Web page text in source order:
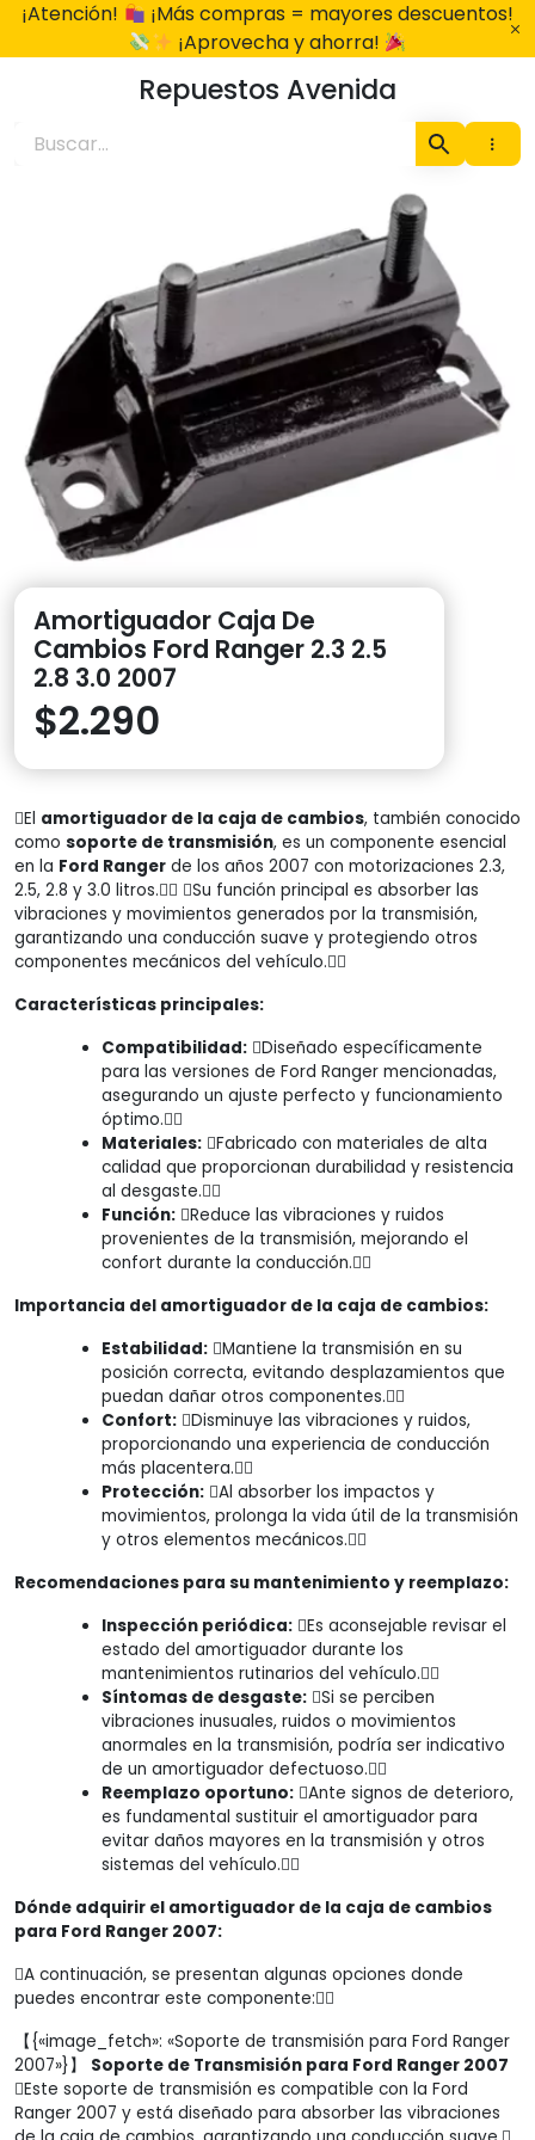
¡Atención!
¡Más compras = mayores descuentos!
¡Aprovecha y ahorra!
Repuestos Avenida
Amortiguador Caja De
Cambios Ford Ranger 2.3 2.5
2.8 3.0 2007
$2.290
El amortiguador de la caja de cambios, también conocido
como soporte de transmisión, es un componente esencial
en la Ford Ranger de los años 2007 con motorizaciones 2.3,
2.5, 2.8 y 3.0 litros. Su función principal es absorber las
vibraciones y movimientos generados por la transmisión,
garantizando una conducción suave y protegiendo otros
componentes mecánicos del vehículo.
Características principales:
Compatibilidad:Diseñado específicamente
para las versiones de Ford Ranger mencionadas,
asegurando un ajuste perfecto y funcionamiento
óptimo.
Materiales:Fabricado con materiales de alta
calidad que proporcionan durabilidad y resistencia
al desgaste.
Función:Reduce las vibraciones y ruidos
provenientes de la transmisión, mejorando el
confort durante la conducción.
Importancia del amortiguador de la caja de cambios:
Estabilidad:Mantiene la transmisión en su
posición correcta, evitando desplazamientos que
puedan dañar otros componentes.
Confort:Disminuye las vibraciones y ruidos,
proporcionando una experiencia de conducción
más placentera.
Protección:Al absorber los impactos y
movimientos, prolonga la vida útil de la transmisión
y otros elementos mecánicos.
Recomendaciones para su mantenimiento y reemplazo:
Inspección periódica:Es aconsejable revisar el
estado del amortiguador durante los
mantenimientos rutinarios del vehículo.
Síntomas de desgaste:Si se perciben
vibraciones inusuales, ruidos o movimientos
anormales en la transmisión, podría ser indicativo
de un amortiguador defectuoso.
Reemplazo oportuno:Ante signos de deterioro,
es fundamental sustituir el amortiguador para
evitar daños mayores en la transmisión y otros
sistemas del vehículo.
Dónde adquirir el amortiguador de la caja de cambios
para Ford Ranger 2007:
A continuación, se presentan algunas opciones donde
puedes encontrar este componente:
【{«image_fetch»: «Soporte de transmisión para Ford Ranger
2007»}】 Soporte de Transmisión para Ford Ranger 2007
Este soporte de transmisión es compatible con la Ford
Ranger 2007 y está diseñado para absorber las vibraciones